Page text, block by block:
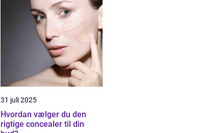
31 juli 2025
Hvordan vælger du den
rigtige concealer til din